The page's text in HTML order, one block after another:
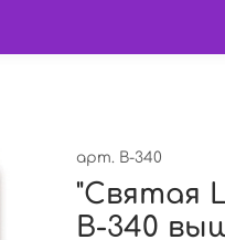
арт. В-340
"Святая
В-340